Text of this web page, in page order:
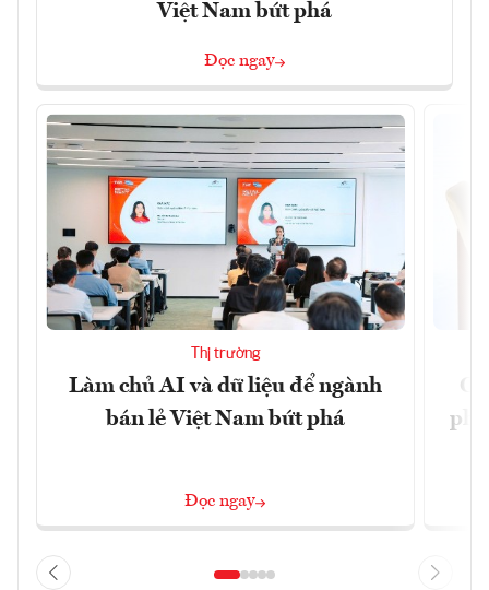
Việt Nam bứt phá
Đọc ngay
Thị trường
Làm chủ AI và dữ liệu để ngành
bán lẻ Việt Nam bứt phá
Đọc ngay